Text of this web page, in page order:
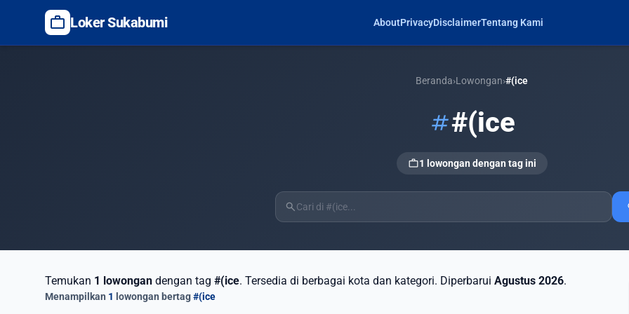
work Loker Sukabumi AboutPrivacyDisclaimerTentang Kami
Beranda›Lowongan›#(ice
tag#(ice
work1 lowongan dengan tag ini
search
Temukan 1 lowongan dengan tag #(ice. Tersedia di berbagai kota dan kategori. Diperbarui Agustus 2026.
Menampilkan 1 lowongan bertag#(ice